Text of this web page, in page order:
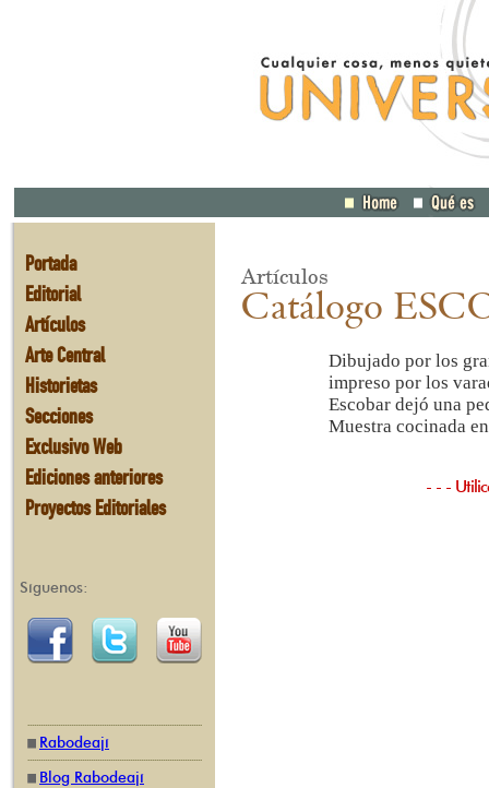
Portada
Editorial
Artículos
Arte Central
Historietas
Secciones
Exclusivo Web
Ediciones anteriores
Proyectos Editoriales
Síguenos:
Rabodeají
Blog Rabodeají
Artículos
Catálogo
Dibujado por los
impreso por los
Escobar dejó una
Muestra cocinada
- - -